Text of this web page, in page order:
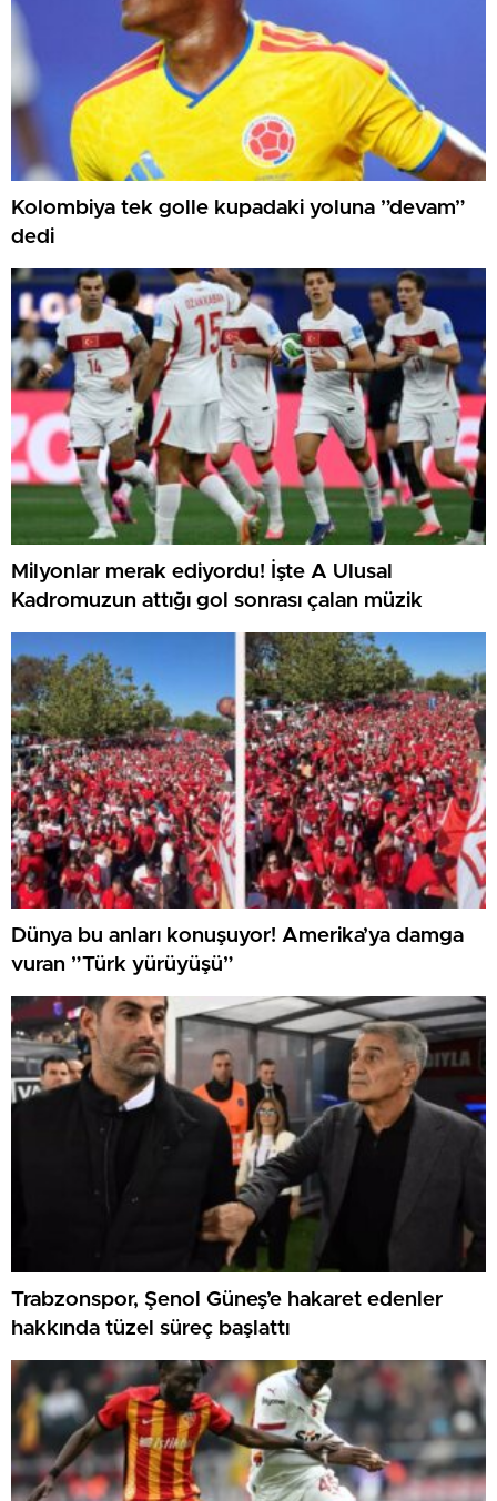
Kolombiya tek golle kupadaki yoluna ”devam”
dedi
Milyonlar merak ediyordu! İşte A Ulusal
Kadromuzun attığı gol sonrası çalan müzik
Dünya bu anları konuşuyor! Amerika’ya damga
vuran ”Türk yürüyüşü”
Trabzonspor, Şenol Güneş’e hakaret edenler
hakkında tüzel süreç başlattı